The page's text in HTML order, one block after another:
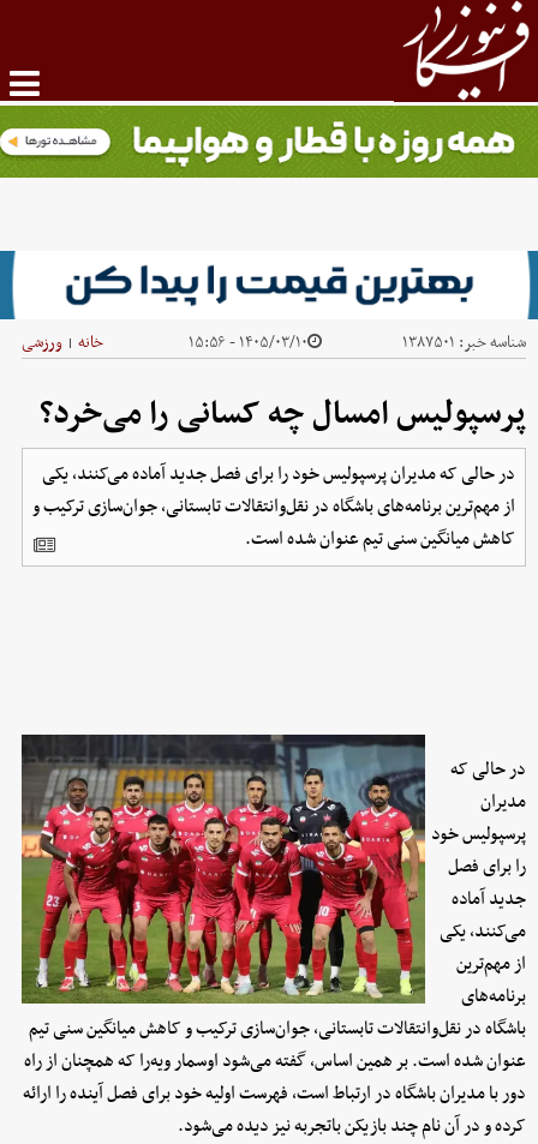
شناسه خبر: ۱۳۸۷۵۰۱ ۱۴۰۵/۰۳/۱۰ - ۱۵:۵۶ خانه | ورزشی
پرسپولیس امسال چه کسانی را می‌خرد؟
در حالی که مدیران پرسپولیس خود را برای فصل جدید آماده می‌کنند، یکی
از مهم‌ترین برنامه‌های باشگاه در نقل‌وانتقالات تابستانی، جوان‌سازی ترکیب و
کاهش میانگین سنی تیم عنوان شده است.
در حالی که
مدیران
پرسپولیس خود
را برای فصل
جدید آماده
می‌کنند، یکی
از مهم‌ترین
برنامه‌های
باشگاه در نقل‌وانتقالات تابستانی، جوان‌سازی ترکیب و کاهش میانگین سنی تیم
عنوان شده است. بر همین اساس، گفته می‌شود اوسمار ویه‌را که همچنان از راه
دور با مدیران باشگاه در ارتباط است، فهرست اولیه خود برای فصل آینده را ارائه
کرده و در آن نام چند بازیکن باتجربه نیز دیده می‌شود.